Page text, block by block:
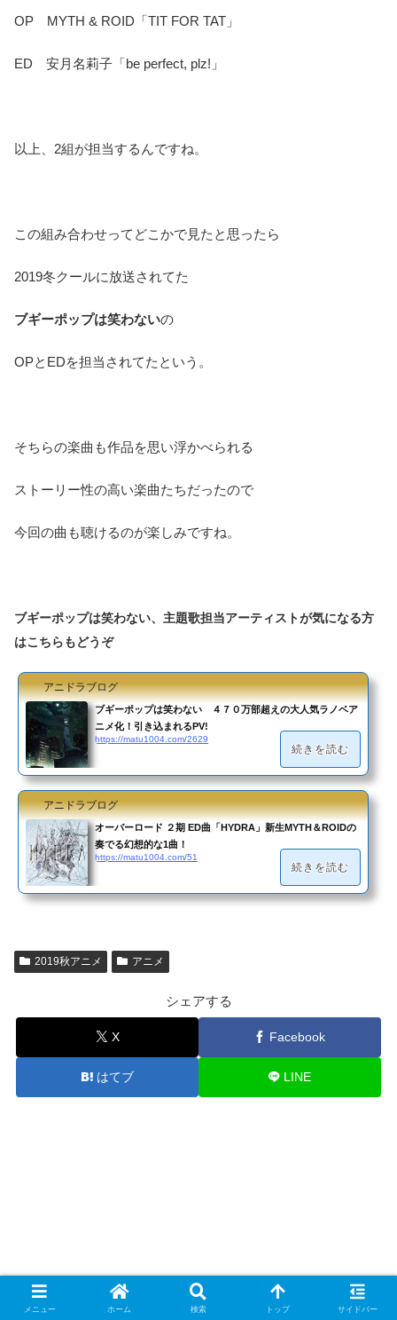
OP MYTH & ROID「TIT FOR TAT」
ED 安月名莉子「be perfect, plz!」
以上、2組が担当するんですね。
この組み合わせってどこかで見たと思ったら
2019冬クールに放送されてた
ブギーポップは笑わないの
OPとEDを担当されてたという。
そちらの楽曲も作品を思い浮かべられる
ストーリー性の高い楽曲たちだったので
今回の曲も聴けるのが楽しみですね。
ブギーポップは笑わない、主題歌担当アーティストが気になる方
はこちらもどうぞ
アニドラブログ
ブギーポップは笑わない ４７０万部超えの大人気ラノベア
ニメ化！引き込まれるPV!
https://matu1004.com/2629
続きを読む
アニドラブログ
オーバーロード ２期 ED曲「HYDRA」新生MYTH＆ROIDの
奏でる幻想的な1曲！
https://matu1004.com/51
続きを読む
2019秋アニメ アニメ
シェアする
X Facebook
はてブ LINE
メニュー ホーム 検索 トップ サイドバー